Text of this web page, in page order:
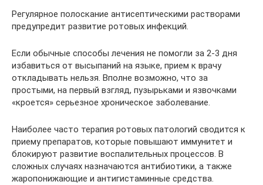
Регулярное полоскание антисептическими растворами
предупредит развитие ротовых инфекций.
Если обычные способы лечения не помогли за 2-3 дня
избавиться от высыпаний на языке, прием к врачу
откладывать нельзя. Вполне возможно, что за
простыми, на первый взгляд, пузырьками и язвочками
«кроется» серьезное хроническое заболевание.
Наиболее часто терапия ротовых патологий сводится к
приему препаратов, которые повышают иммунитет и
блокируют развитие воспалительных процессов. В
сложных случаях назначаются антибиотики, а также
жаропонижающие и антигистаминные средства.